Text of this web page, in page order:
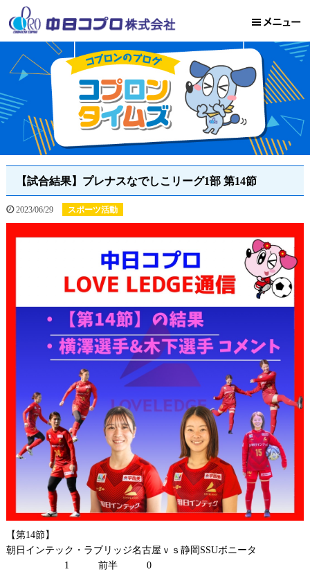
【試合結果】プレナスなでしこリーグ1部 第14節
2023/06/29 スポーツ活動
【第14節】
朝日インテック・ラブリッジ名古屋ｖｓ静岡SSUボニータ
1 前半 0